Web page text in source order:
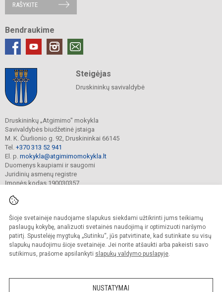
Šioje svetainėje naudojame slapukus siekdami užtikrinti jums teikiamų
paslaugų kokybę, analizuoti svetainės naudojimą ir optimizuoti naršymo
patirtį. Spustelėję mygtuką „Sutinku“, jūs patvirtinate, kad sutinkate su visų
slapukų naudojimu šioje svetainėje. Jei norite atšaukti arba pakeisti savo
sutikimus, prašome apsilankyti slapukų valdymo puslapyje.
NUSTATYMAI
RAŠYKITE
Bendraukime
Steigėjas
Druskininkų savivaldybė
Druskininkų „Atgimimo" mokykla
Savivaldybės biudžetinė įstaiga
M. K. Čiurlionio g. 92, Druskininkai 66145
Tel. +370 313 52 941
El. p. mokykla@atgimimomokykla.lt
Duomenys kaupiami ir saugomi
Juridinių asmenų registre
Įmonės kodas 190030357
© 2026. Druskininkų Atgimimo mokykla. Visos teisės saugomos.
Kopijuoti turinį be raštiško įstaigos administracijos sutikimo griežtai draudžiama.
Prieinamumo paraiška Slapukų valdymas
Sumanus būdas atnaujinti